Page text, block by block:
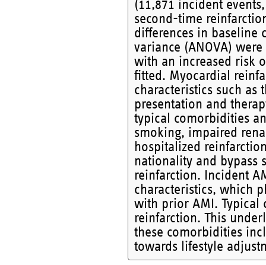
(11,871 incident
second-time
differences in baseline
variance (ANOVA)
with an increased risk
fitted. Myocardial
characteristics such as
presentation and
typical comorbidities
smoking, impaired
hospitalized
nationality and bypass
reinfarction. Incident
characteristics, which
with prior AMI. Typical
reinfarction. This
these comorbidities
towards lifestyle